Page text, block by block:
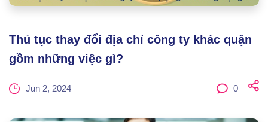
Thủ tục thay đổi địa chỉ công ty khác quận
gồm những việc gì?
Jun 2, 2024 0